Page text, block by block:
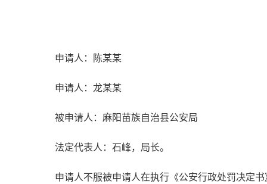
申请人：陈某某
申请人：龙某某
被申请人：麻阳苗族自治县公安局
法定代表人：石峰，局长。
申请人不服被申请人在执行《公安行政处罚决定